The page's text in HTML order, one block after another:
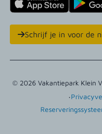
Schrijf je in voor de
© 2026 Vakantiepark Klein
·